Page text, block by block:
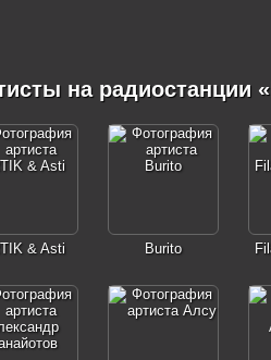
на радиостанции
& Asti Burito